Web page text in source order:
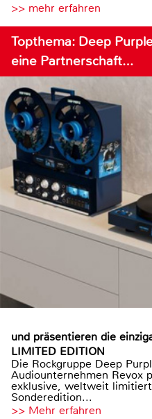
>> mehr erfahren
Topthema: Deep
eine Partnerschaft…
und präsentieren die
LIMITED EDITION
Die Rockgruppe Deep
Audiounternehmen Revox
exklusive, weltweit
Sonderedition...
>> Mehr erfahren